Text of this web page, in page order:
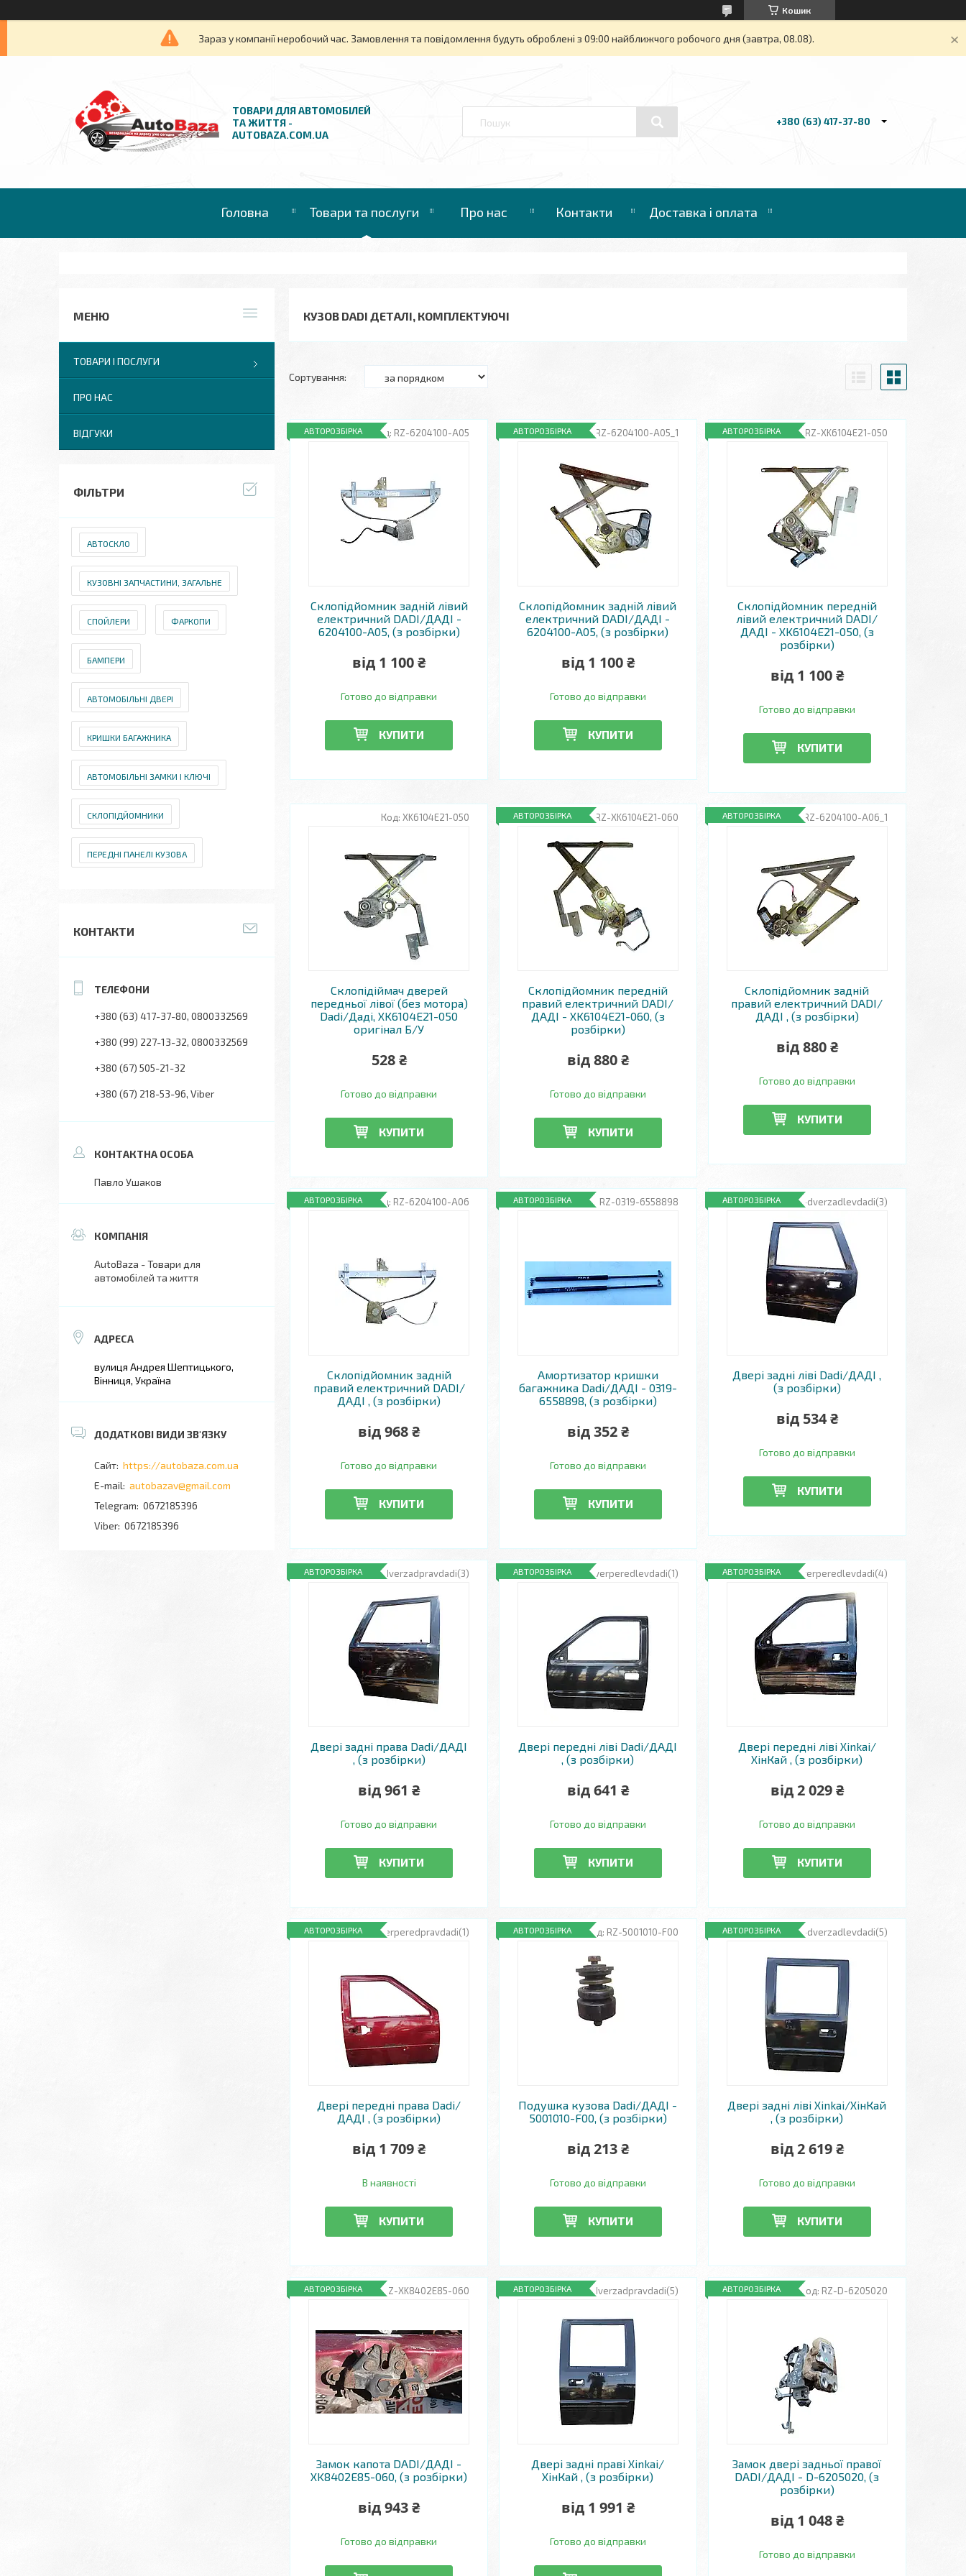
Кошик
Зараз у компанії неробочий час. Замовлення та повідомлення будуть оброблені з 09:00 найближчого робочого дня (завтра, 08.08).
ТОВАРИ ДЛЯ АВТОМОБІЛЕЙ
ТА ЖИТТЯ -
AUTOBAZA.COM.UA
+380 (63) 417-37-80
Головна Товари та послуги Про нас Контакти Доставка і оплата
КУЗОВ DADI ДЕТАЛІ, КОМПЛЕКТУЮЧІ
RZ-6204100-A05
АВТОРОЗБІРКА
Склопідйомник задній лівий
електричний DADI/ДАДІ -
6204100-A05, (з розбірки)
від 1 100 ₴
Готово до відправки
КУПИТИ
RZ-6204100-A05_1
АВТОРОЗБІРКА
Склопідйомник задній лівий
електричний DADI/ДАДІ -
6204100-A05, (з розбірки)
від 1 100 ₴
Готово до відправки
КУПИТИ
RZ-XK6104E21-050
АВТОРОЗБІРКА
Склопідйомник передній
лівий електричний DADI/
ДАДІ - XK6104E21-050, (з
розбірки)
від 1 100 ₴
Готово до відправки
КУПИТИ
XK6104E21-050
Склопідіймач дверей
передньої лівої (без мотора)
Dadi/Даді, XK6104E21-050
оригінал Б/У
528 ₴
Готово до відправки
КУПИТИ
RZ-XK6104E21-060
АВТОРОЗБІРКА
Склопідйомник передній
правий електричний DADI/
ДАДІ - XK6104E21-060, (з
розбірки)
від 880 ₴
Готово до відправки
КУПИТИ
RZ-6204100-A06_1
АВТОРОЗБІРКА
Склопідйомник задній
правий електричний DADI/
ДАДІ , (з розбірки)
від 880 ₴
Готово до відправки
КУПИТИ
RZ-6204100-A06
АВТОРОЗБІРКА
Склопідйомник задній
правий електричний DADI/
ДАДІ , (з розбірки)
від 968 ₴
Готово до відправки
КУПИТИ
RZ-0319-6558898
АВТОРОЗБІРКА
Амортизатор кришки
багажника Dadi/ДАДІ - 0319-
6558898, (з розбірки)
від 352 ₴
Готово до відправки
КУПИТИ
RZ-dverzadlevdadi(3)
АВТОРОЗБІРКА
Двері задні ліві Dadi/ДАДІ ,
(з розбірки)
від 534 ₴
Готово до відправки
КУПИТИ
RZ-dverzadpravdadi(3)
АВТОРОЗБІРКА
Двері задні права Dadi/ДАДІ
, (з розбірки)
від 961 ₴
Готово до відправки
КУПИТИ
RZ-dverperedlevdadi(1)
АВТОРОЗБІРКА
Двері передні ліві Dadi/ДАДІ
, (з розбірки)
від 641 ₴
Готово до відправки
КУПИТИ
RZ-dverperedlevdadi(4)
АВТОРОЗБІРКА
Двері передні ліві Xinkai/
ХінКай , (з розбірки)
від 2 029 ₴
Готово до відправки
КУПИТИ
RZ-dverperedpravdadi(1)
АВТОРОЗБІРКА
Двері передні права Dadi/
ДАДІ , (з розбірки)
від 1 709 ₴
В наявності
КУПИТИ
RZ-5001010-F00
АВТОРОЗБІРКА
Подушка кузова Dadi/ДАДІ -
5001010-F00, (з розбірки)
від 213 ₴
Готово до відправки
КУПИТИ
RZ-dverzadlevdadi(5)
АВТОРОЗБІРКА
Двері задні ліві Xinkai/ХінКай
, (з розбірки)
від 2 619 ₴
Готово до відправки
КУПИТИ
RZ-XK8402E85-060
АВТОРОЗБІРКА
Замок капота DADI/ДАДІ -
XK8402E85-060, (з розбірки)
від 943 ₴
Готово до відправки
RZ-dverzadpravdadi(5)
АВТОРОЗБІРКА
Двері задні праві Xinkai/
ХінКай , (з розбірки)
від 1 991 ₴
Готово до відправки
RZ-D-6205020
АВТОРОЗБІРКА
Замок двері задньої правої
DADI/ДАДІ - D-6205020, (з
розбірки)
від 1 048 ₴
Готово до відправки
ТОВАРИ І ПОСЛУГИ
ПРО НАС
ВІДГУКИ
ФІЛЬТРИ
АВТОСКЛО
КУЗОВНІ ЗАПЧАСТИНИ, ЗАГАЛЬНЕ
СПОЙЛЕРИ ФАРКОПИ
БАМПЕРИ
АВТОМОБІЛЬНІ ДВЕРІ
КРИШКИ БАГАЖНИКА
АВТОМОБІЛЬНІ ЗАМКИ І КЛЮЧІ
СКЛОПІДЙОМНИКИ
ПЕРЕДНІ ПАНЕЛІ КУЗОВА
КОНТАКТИ
+380 (63) 417-37-80 0800332569
+380 (99) 227-13-32 0800332569
+380 (67) 505-21-32
+380 (67) 218-53-96 Viber
Павло Ушаков
AutoBaza - Товари для
автомобілей та життя
вулиця Андрея Шептицького,
Вінниця, Україна
https://autobaza.com.ua
autobazav@gmail.com
0672185396
0672185396